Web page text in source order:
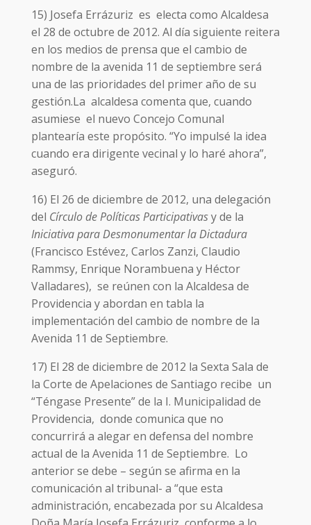
15) Josefa Errázuriz es electa como Alcaldesa
el 28 de octubre de 2012. Al día siguiente reitera
en los medios de prensa que el cambio de
nombre de la avenida 11 de septiembre será
una de las prioridades del primer año de su
gestión.La alcaldesa comenta que, cuando
asumiese el nuevo Concejo Comunal
plantearía este propósito. “Yo impulsé la idea
cuando era dirigente vecinal y lo haré ahora”,
aseguró.
16) El 26 de diciembre de 2012, una delegación
del Círculo de Políticas Participativasy de la
Iniciativa para Desmonumentar la Dictadura
(Francisco Estévez, Carlos Zanzi, Claudio
Rammsy, Enrique Norambuena y Héctor
Valladares), se reúnen con la Alcaldesa de
Providencia y abordan en tabla la
implementación del cambio de nombre de la
Avenida 11 de Septiembre.
17) El 28 de diciembre de 2012 la Sexta Sala de
la Corte de Apelaciones de Santiago recibe un
“Téngase Presente” de la I. Municipalidad de
Providencia, donde comunica que no
concurrirá a alegar en defensa del nombre
actual de la Avenida 11 de Septiembre. Lo
anterior se debe – según se afirma en la
comunicación al tribunal- a “que esta
administración, encabezada por su Alcaldesa